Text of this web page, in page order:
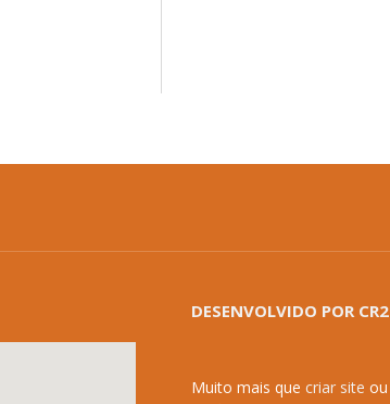
DESENVOLVIDO POR CR2
Muito mais que criar site ou